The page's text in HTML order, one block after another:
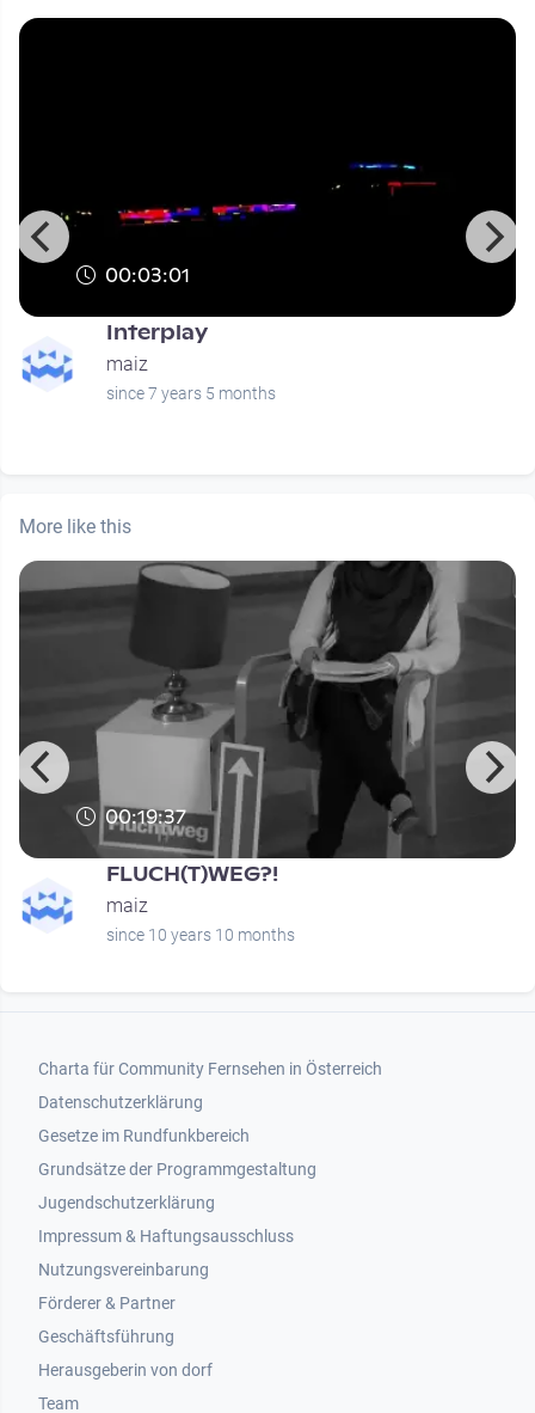
00:03:01
Interplay
maiz
since 7 years 5 months
More like this
00:19:37
FLUCH(T)WEG?!
maiz
since 10 years 10 months
Footer 1
Charta für Community Fernsehen in Österreich
Datenschutzerklärung
Gesetze im Rundfunkbereich
Grundsätze der Programmgestaltung
Jugendschutzerklärung
Impressum & Haftungsausschluss
Nutzungsvereinbarung
Footer 2
Förderer & Partner
Geschäftsführung
Herausgeberin von dorf
Team